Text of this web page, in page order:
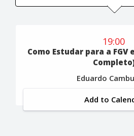
19:00
Como Estudar para a FGV
Eduardo
Add to